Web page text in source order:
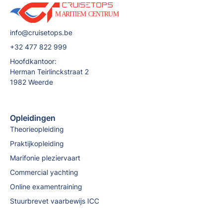
info@cruisetops.be
+32 477 822 999
Hoofdkantoor:
Herman Teirlinckstraat 2
1982 Weerde
Opleidingen
Theorieopleiding
Praktijkopleiding
Marifonie pleziervaart
Commercial yachting
Online examentraining
Stuurbrevet vaarbewijs ICC